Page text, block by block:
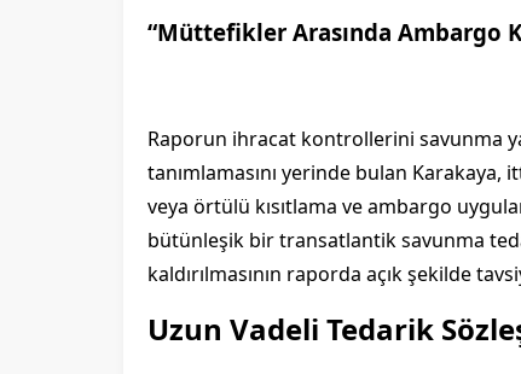
“Müttefikler Arasında Ambargo
Raporun ihracat kontrollerini savunma
tanımlamasını yerinde bulan
veya örtülü kısıtlama ve ambargo
bütünleşik bir transatlantik savunma
kaldırılmasının raporda açık şekilde
Uzun Vadeli Tedarik